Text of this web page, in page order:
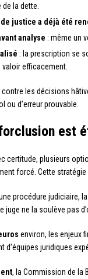
la dette.
justice a déjà été
analyse : même un
: la prescription se
efficacement.
les décisions
ou d’erreur prouvable.
est
certitude, plusieurs
forcé. Cette
procédure judiciaire,
ne la soulève pas
environ, les enjeux
juridiques
, la Commission de la